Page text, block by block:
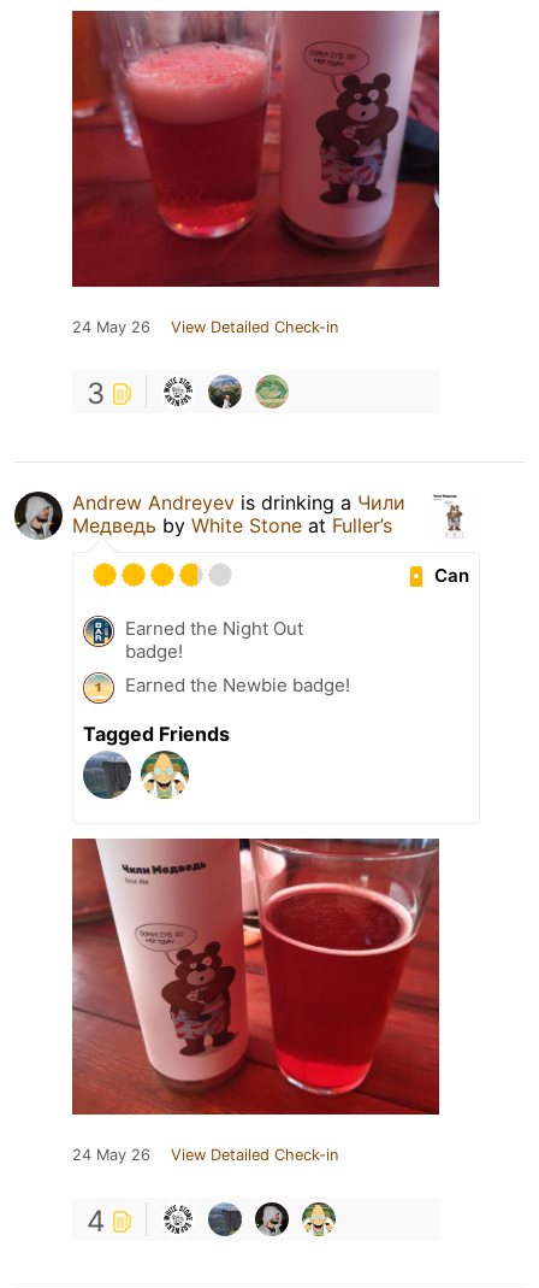
24 May 26 View Detailed Check-in
3
Andrew Andreyev is drinking a Чили
Медведь by White Stone at Fuller’s
Can
Earned the Night Out
badge!
Earned the Newbie badge!
Tagged Friends
24 May 26 View Detailed Check-in
4